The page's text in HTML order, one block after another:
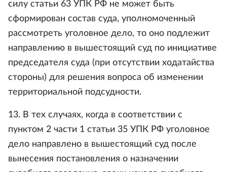
силу статьи 63 УПК РФ не может быть
сформирован состав суда, уполномоченный
рассмотреть уголовное дело, то оно подлежит
направлению в вышестоящий суд по инициативе
председателя суда (при отсутствии ходатайства
стороны) для решения вопроса об изменении
территориальной подсудности.
13. В тех случаях, когда в соответствии с
пунктом 2 части 1 статьи 35 УПК РФ уголовное
дело направлено в вышестоящий суд после
вынесения постановления о назначении